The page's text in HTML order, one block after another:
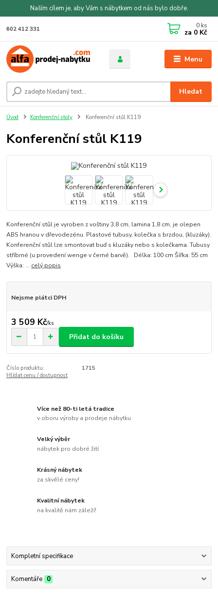
Naším cílem je, aby Vám s nábytkem od nás bylo dobře.
Menu
Hledat
602 412 331 0 ks
za 0 Kč
Úvod Konferenční stoly Konferenční stůl K119
Konferenční stůl K119
Konferenční stůl je vyroben z voštiny 3,8 cm, lamina 1,8 cm, je olepen
ABS hranou v dřevodezénu. Plastové tubusy, kolečka s brzdou, (kluzáky).
Konferenční stůl lze smontovat buď s kluzáky nebo s kolečkama. Tubusy
stříbrné (u provedení wenge v černé barvě). Délka: 100 cm Šířka: 55 cm
Výška: ... celý popis
Nejsme plátci DPH
3 509 Kč/ks
Přidat do košíku
Číslo produktu:
1715
Hlídat cenu / dostupnost
Více než 80-ti letá tradice
v oboru výroby a prodeje nábytku
Velký výběr
nábytek pro dobré žití
Krásný nábytek
za skvělé ceny!
Kvalitní nábytek
na kvalitě nám záleží!
Kompletní specifikace
Komentáře 0